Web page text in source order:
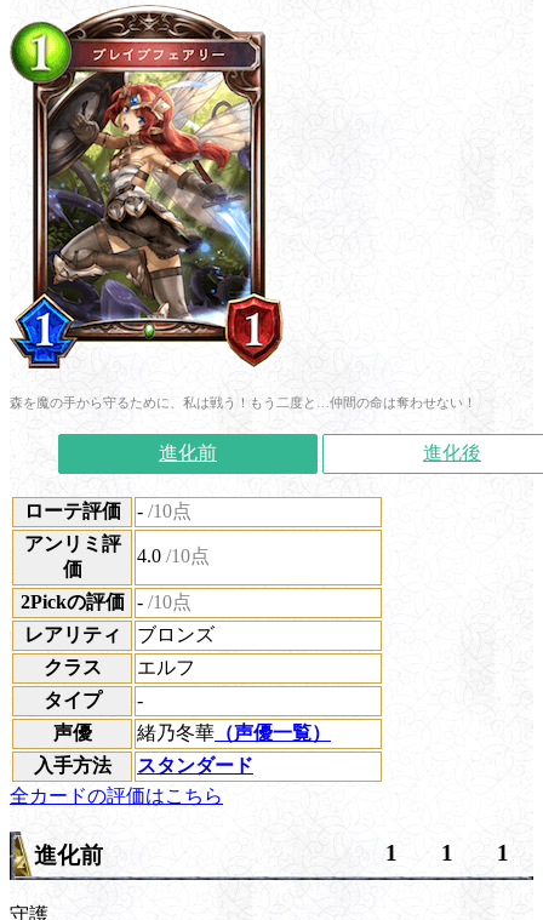
森を魔の手から守るために、私は戦う！もう二度と…仲間の命は奪わせない！
進化前 進化後
ローテ評価 - /10点
アンリミ評
価
4.0 /10点
2Pickの評価 - /10点
レアリティ
ブロンズ
クラス
エルフ
タイプ
-
声優
緒乃冬華 （声優一覧）
入手方法
スタンダード
全カードの評価はこちら
進化前 1 1 1
守護